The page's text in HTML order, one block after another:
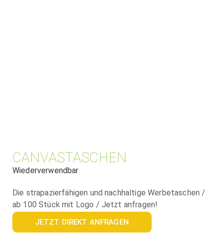
CANVASTASCHEN
Wiederverwendbar
Die strapazierfähigen und nachhaltige Werbetaschen /
ab 100 Stück mit Logo / Jetzt anfragen!
JETZT DIREKT ANFRAGEN